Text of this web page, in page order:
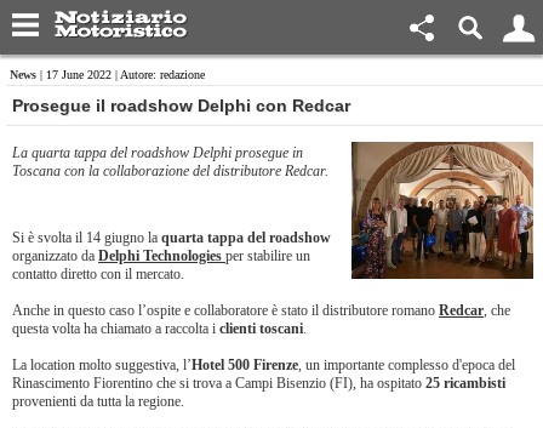
News | 17 June 2022 | Autore: redazione
Prosegue il roadshow Delphi con Redcar
La quarta tappa del roadshow Delphi prosegue in
Toscana con la collaborazione del distributore Redcar.
Si è svolta il 14 giugno la quarta tappa del roadshow
organizzato da Delphi Technologies per stabilire un
contatto diretto con il mercato.
Anche in questo caso l’ospite e collaboratore è stato il distributore romano Redcar, che
questa volta ha chiamato a raccolta i clienti toscani.
La location molto suggestiva, l’Hotel 500 Firenze, un importante complesso d'epoca del
Rinascimento Fiorentino che si trova a Campi Bisenzio (FI), ha ospitato 25 ricambisti
provenienti da tutta la regione.